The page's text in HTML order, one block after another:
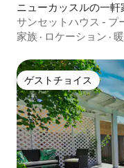
ニューカッスルの一軒
サンセットハウス - プ
き火台
家族 · ロケーション ·
ゲストチョイス
ゲストチョイス